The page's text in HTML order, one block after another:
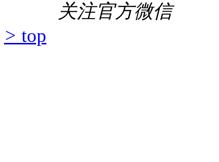
关注官方微信
> top